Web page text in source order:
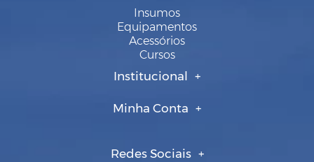
Insumos
Equipamentos
Acessórios
Cursos
Institucional
Minha Conta
Redes Sociais